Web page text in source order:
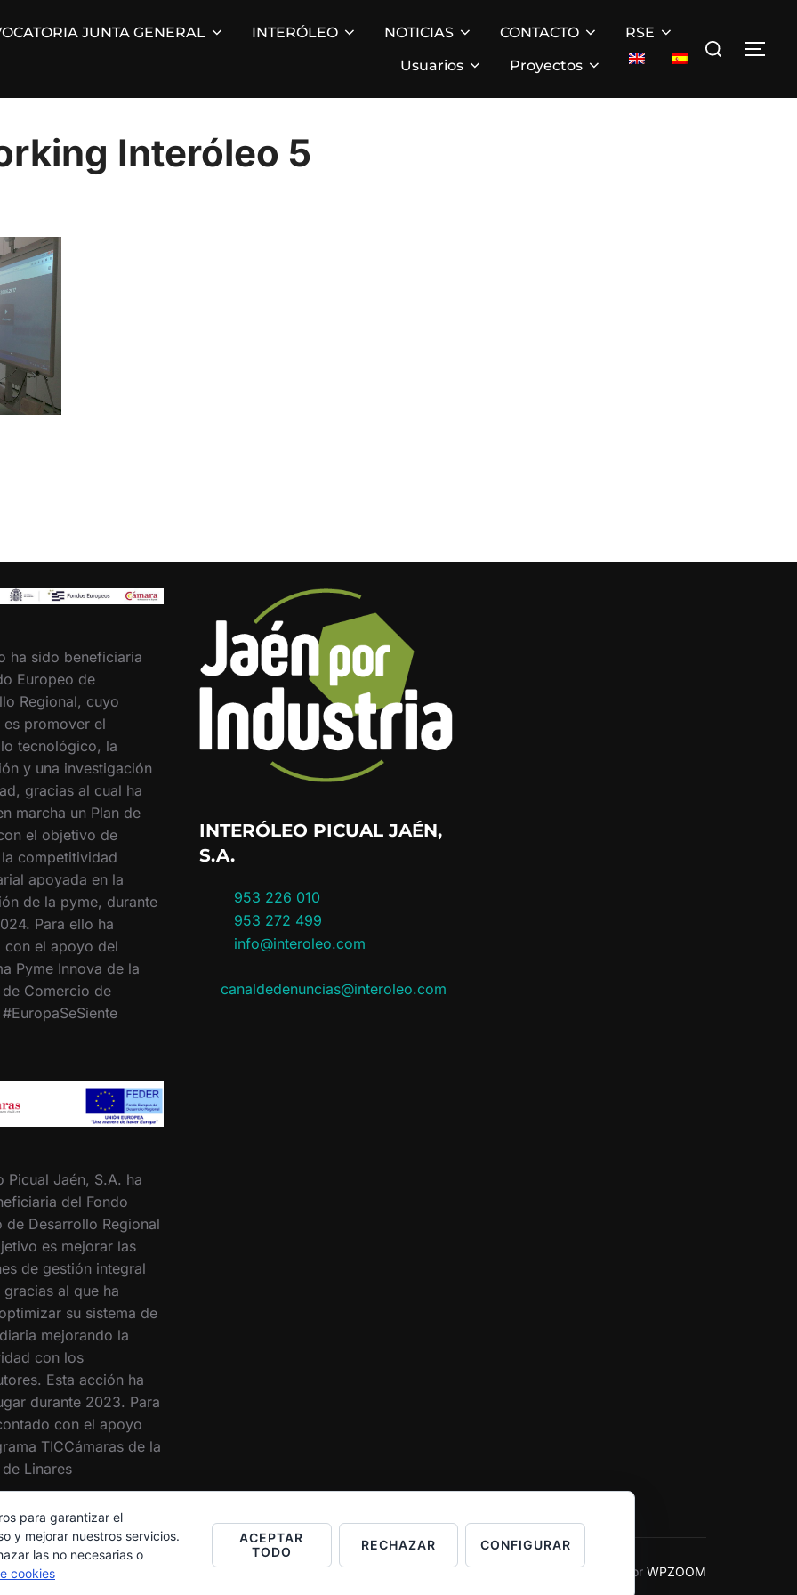
JUNTA GENERAL INTERÓLEO NOTICIAS CONTACTO
RSE
Usuarios
Proyectos
Buscar:
Interóleo 5
ha sido beneficiaria
Europeo de
Regional, cuyo
promover el
tecnológico, la
y una investigación
gracias al cual ha
marcha un Plan de
el objetivo de
competitividad
apoyada en la
de la pyme, durante
Para ello ha
con el apoyo del
Pyme Innova de la
de Comercio de
Picual Jaén, S.A. ha
del Fondo
de Desarrollo Regional
es mejorar las
de gestión integral
al que ha
su sistema de
mejorando la
con los
Esta acción ha
durante 2023. Para
con el apoyo
TICCámaras de la
Linares
INTERÓLEO PICUAL JAÉN,
S.A.
953 226 010
953 272 499
info@interoleo.com
canaldedenuncias@interoleo.com
Inspiro Theme por WPZOOM
para garantizar el
y mejorar nuestros servicios.
las no necesarias o
cookies
ACEPTAR
TODO
RECHAZAR CONFIGURAR